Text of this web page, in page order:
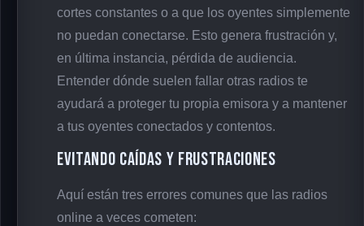
cortes constantes o a que los oyentes simplemente
no puedan conectarse. Esto genera frustración y,
en última instancia, pérdida de audiencia.
Entender dónde suelen fallar otras radios te
ayudará a proteger tu propia emisora y a mantener
a tus oyentes conectados y contentos.
Evitando Caídas y Frustraciones
Aquí están tres errores comunes que las radios
online a veces cometen: